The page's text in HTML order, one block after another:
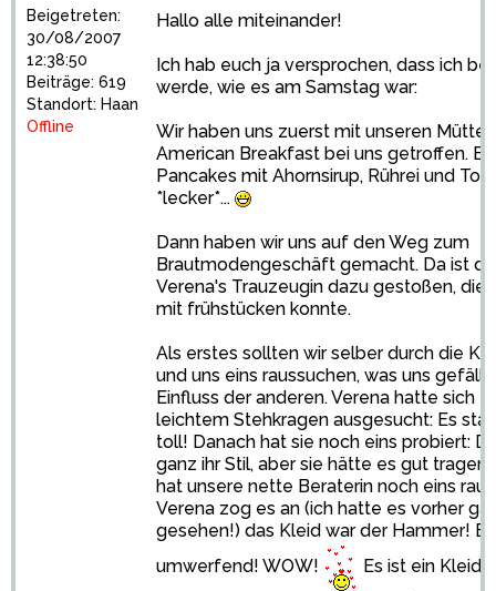
Beigetreten:
30/08/2007
12:38:50
Beiträge: 619
Standort: Haan
Offline
Hallo alle miteinander!
Ich hab euch ja versprochen, dass ich
werde, wie es am Samstag war:
Wir haben uns zuerst mit unseren
American Breakfast bei uns getroffen.
Pancakes mit Ahornsirup, Rührei und
*lecker*...
Dann haben wir uns auf den Weg zum
Brautmodengeschäft gemacht. Da ist
Verena's Trauzeugin dazu gestoßen, die
mit frühstücken konnte.
Als erstes sollten wir selber durch die
und uns eins raussuchen, was uns
Einfluss der anderen. Verena hatte sich
leichtem Stehkragen ausgesucht: Es
toll! Danach hat sie noch eins probiert:
ganz ihr Stil, aber sie hätte es gut tragen
hat unsere nette Beraterin noch eins
Verena zog es an (ich hatte es vorher
gesehen!) das Kleid war der Hammer!
umwerfend! WOW!
Es ist ein Kleid